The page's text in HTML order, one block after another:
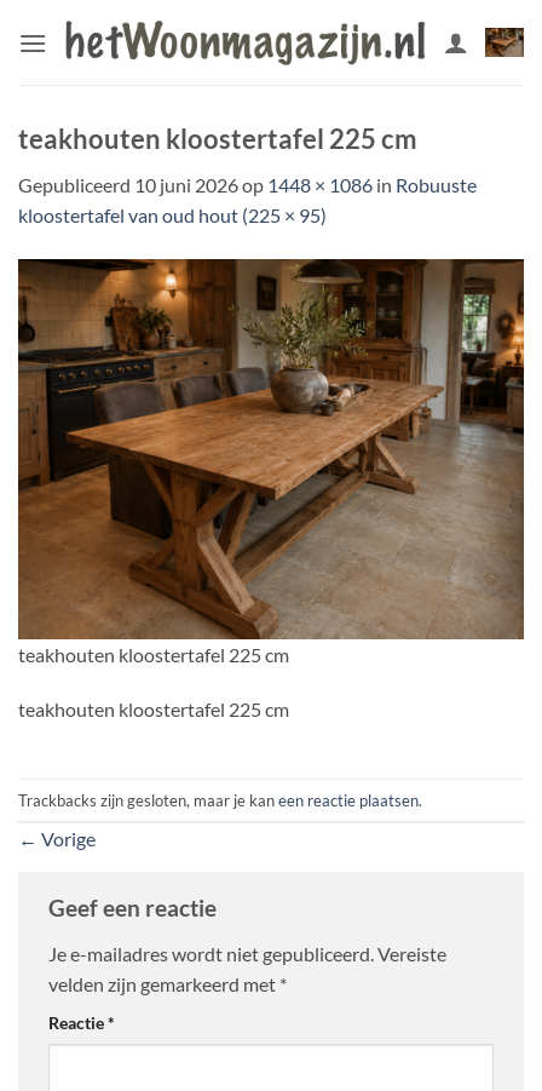
naar
teakhouten kloostertafel 225 cm
Gepubliceerd 10 juni 2026op 1448 × 1086 in Robuuste
kloostertafel van oud hout (225 × 95)
teakhouten kloostertafel 225 cm
teakhouten kloostertafel 225 cm
Trackbacks zijn gesloten, maar je kaneen reactie plaatsen.
← Vorige
Geef een reactie
Je e-mailadres wordt niet gepubliceerd.Vereiste
velden zijn gemarkeerd met *
Reactie*